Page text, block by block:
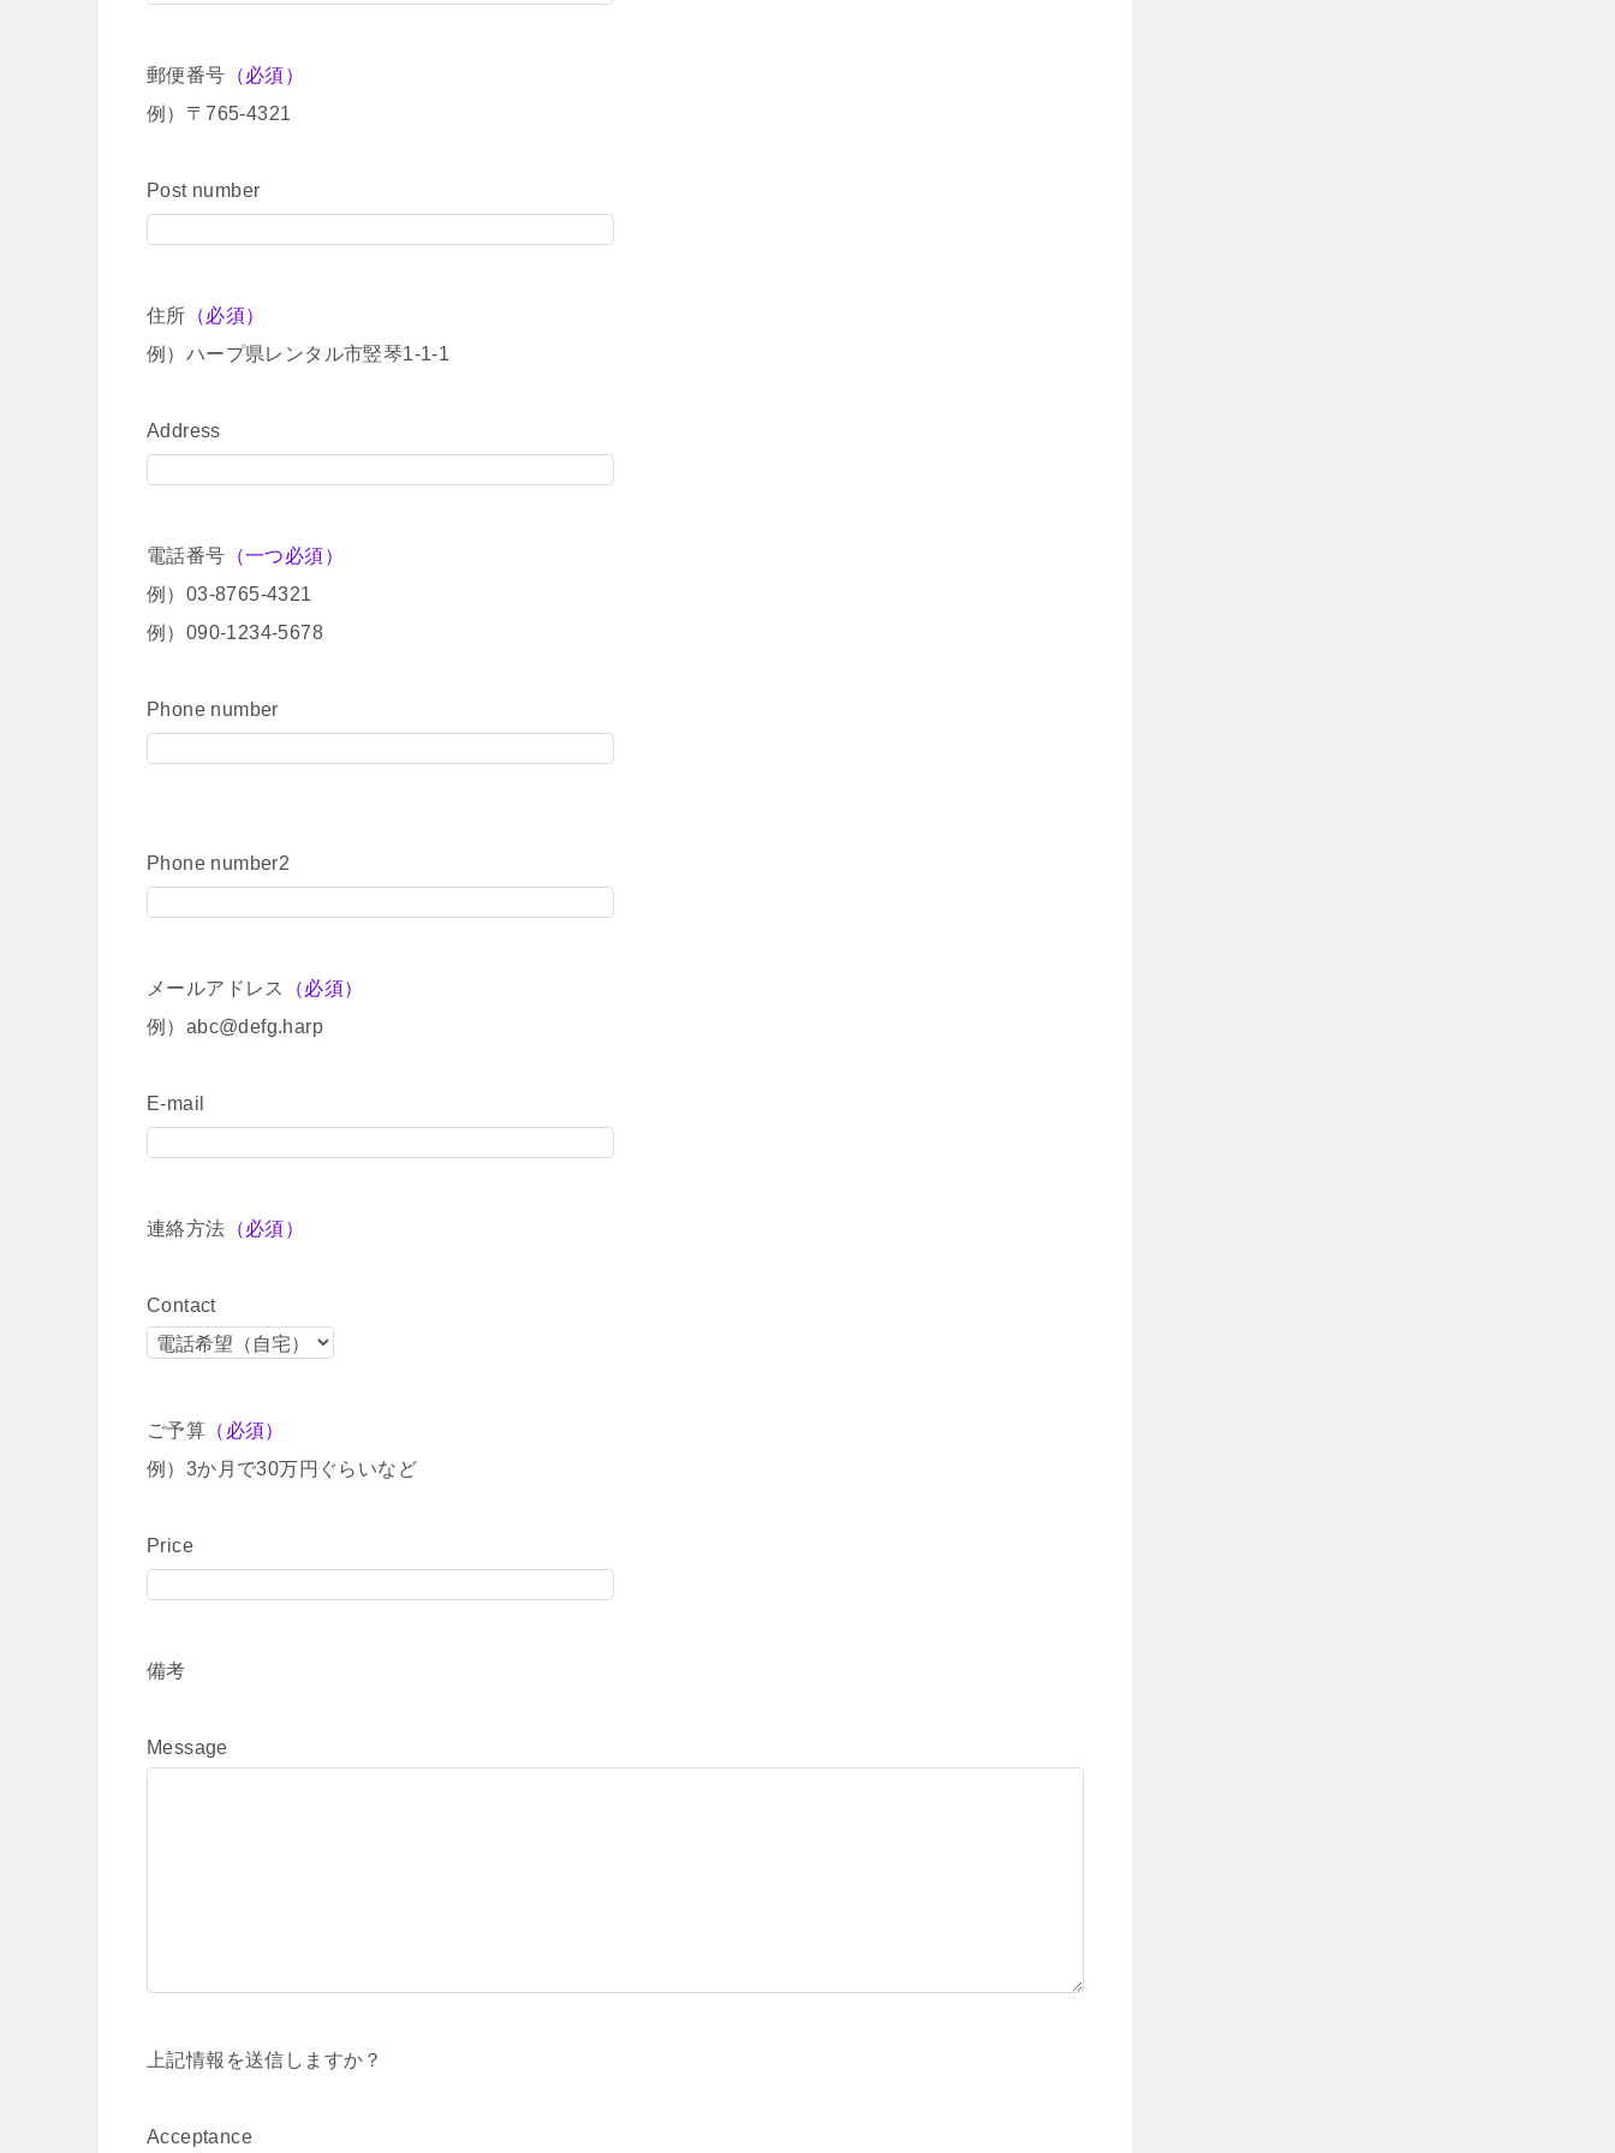
郵便番号 （必須）
例）〒765-4321
Post number
住所 （必須）
例）ハープ県レンタル市竪琴1-1-1
Address
電話番号 （一つ必須）
例）03-8765-4321
例）090-1234-5678
Phone number
Phone number2
メールアドレス
（必須）
例）abc@defg.harp
E-mail
連絡方法 （必須）
Contact
ご予算 （必須）
例）3か月で30万円ぐらいなど
Price
備考
Message
上記情報を送信しますか？
Acceptance